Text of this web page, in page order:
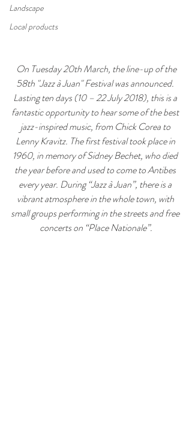
Landscape
Local products
58th "Jazz à Juan" Festival was announced.
Lasting ten days (10 – 22 July 2018), this is a
fantastic opportunity to hear some of the best
jazz-inspired music, from Chick Corea to
Lenny Kravitz. The first festival took place in
1960, in memory of Sidney Bechet, who died
the year before and used to come to Antibes
every year. During “Jazz à Juan”, there is a
vibrant atmosphere in the whole town, with
small groups performing in the streets and free
concerts on “Place Nationale”.